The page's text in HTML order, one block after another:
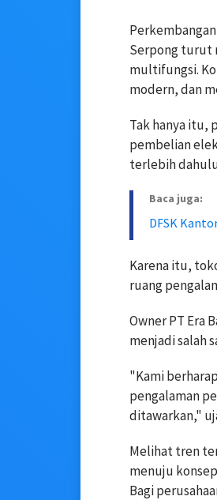
Serpong turut
multifungsi.
modern, dan
Tak hanya itu,
pembelian
terlebih
Baca juga:
DFSK
Karena itu,
ruang
Owner PT Era
menjadi salah
"Kami
pengalaman
ditawarkan,"
Melihat tren
menuju
Bagi